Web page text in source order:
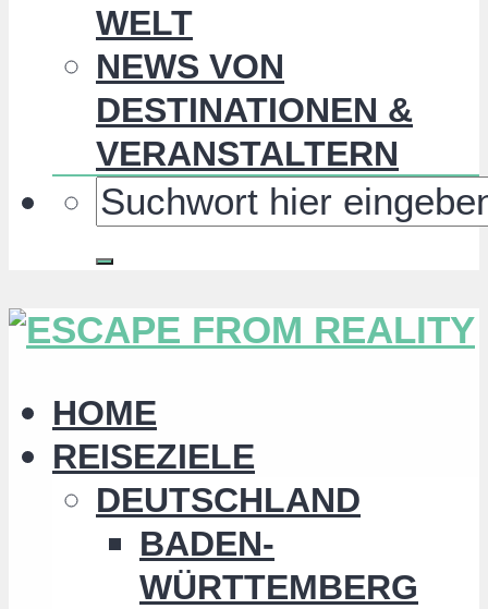
WELT
NEWS VON
DESTINATIONEN &
VERANSTALTERN
HOME
REISEZIELE
DEUTSCHLAND
BADEN-
WÜRTTEMBERG